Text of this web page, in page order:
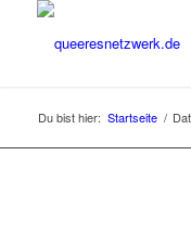
Du bist hier: Startseite /